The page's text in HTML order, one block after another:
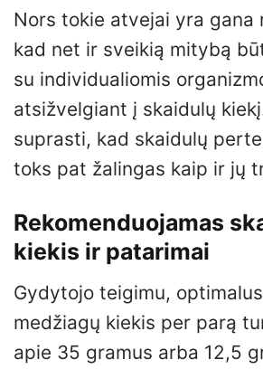
Nors tokie atvejai yra gana
kad net ir sveikią mitybą
su individualiomis
atsižvelgiant į skaidulų
suprasti, kad skaidulų
toks pat žalingas kaip ir jų
Rekomenduojamas
kiekis ir patarimai
Gydytojo teigimu,
medžiagų kiekis per parą
apie 35 gramus arba 12,5